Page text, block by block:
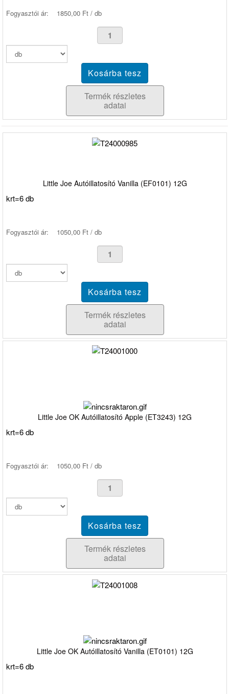
Fogyasztói ár: 1850,00 Ft / db
Termék részletes
adatai
Little Joe Autóillatosító Vanilla (EF0101) 12G
krt=6 db
Fogyasztói ár: 1050,00 Ft / db
Termék részletes
adatai
Little Joe OK Autóillatosító Apple (ET3243) 12G
krt=6 db
Fogyasztói ár: 1050,00 Ft / db
Termék részletes
adatai
Little Joe OK Autóillatosító Vanilla (ET0101) 12G
krt=6 db